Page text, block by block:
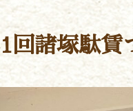
回諸塚駄賃